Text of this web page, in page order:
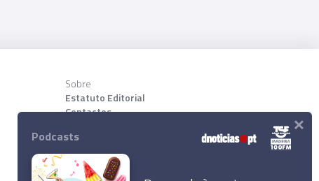
Sobre
Estatuto Editorial
Contactos
Download App
Podcasts ×